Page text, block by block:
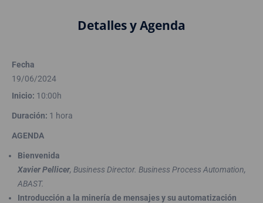
Detalles y Agenda
Fecha
19/06/2024
Inicio: 10:00h
Duración: 1 hora
AGENDA
Bienvenida
Xavier Pellicer, Business Director. Business Process Automation,
ABAST.
Introducción a la minería de mensajes y su automatización